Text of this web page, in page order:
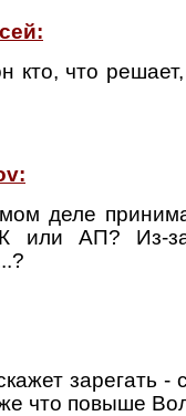
кто, что решает,
деле
или АП? Из-
зарегать -
что повыше